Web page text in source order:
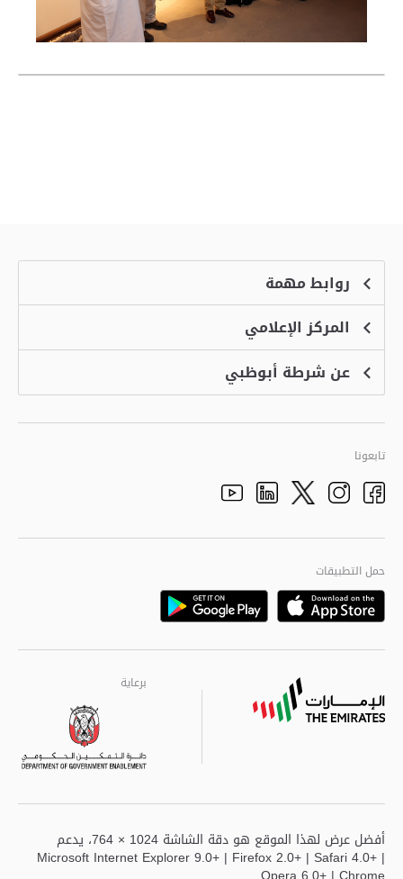
روابط مهمة
الشكاوى
منصة التوظيف الذكية
الاسئلة الشائعة
خدمة أمان
المركز الإعلامي
الأخبارعن شرطة أبوظبي
الرؤية والرسالة والقيم
تاريخ شرطة أبوظبي
adpolice centers locations
الهيكل التنظيمي
الجودة العالمية
مراكز خدمة أبوظبى
تابعونا
Facebook
Instagram
Twitter
Linkedin
Youtube
حمل التطبيقات
Google
Playstore
برعاية
برعاية
أفضل عرض لهذا الموقع هو دقة الشاشة 1024 × 764، يدعم
Microsoft Internet Explorer 9.0+ | Firefox 2.0+ | Safari 4.0+ |